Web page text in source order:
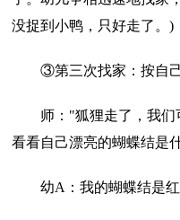
没捉到小鸭，只好走了。)
③第三次找家：按自己
师："狐狸走了，我们
看看自己漂亮的蝴蝶结是
幼A：我的蝴蝶结是红